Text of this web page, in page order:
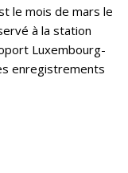
le mois de mars le
à la station
Luxembourg-
enregistrements